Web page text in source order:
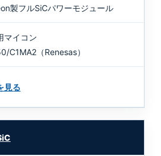
製フルSiCパワーモジュール
マイコン
C1MA2（Renesas）
見る